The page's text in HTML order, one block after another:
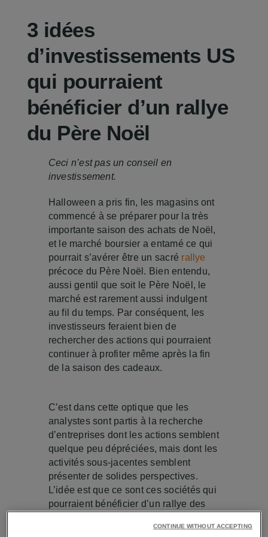
3 idées
d’investissements US
qui pourraient
bénéficier d’un rallye
du Père Noël
Ceci n’est pas un conseil en
investissement.
Halloween a pris fin, les magasins ont
commencé à se préparer pour la très
importante saison des achats de Noël,
et le marché boursier a entamé ce qui
pourrait s’avérer être un sacré rallye
précoce du Père Noël. Bien entendu,
aussi gentil que soit le Père Noël, le
marché est rarement aussi indulgent
au fil du temps. Par conséquent, les
investisseurs feraient bien de
rechercher des actions qui pourraient
continuer à profiter même après la fin
de la saison des cadeaux.
C’est dans cette optique que les
analystes sont partis à la recherche
d’entreprises dont les actions semblent
quelque peu dépréciées, mais dont les
activités sous-jacentes semblent
présenter de solides perspectives.
L’idée est que ce sont ces sociétés qui
pourraient bénéficier d’un rallye des
le Père Noël ait quitté la ville.
CONTINUE WITHOUT ACCEPTING